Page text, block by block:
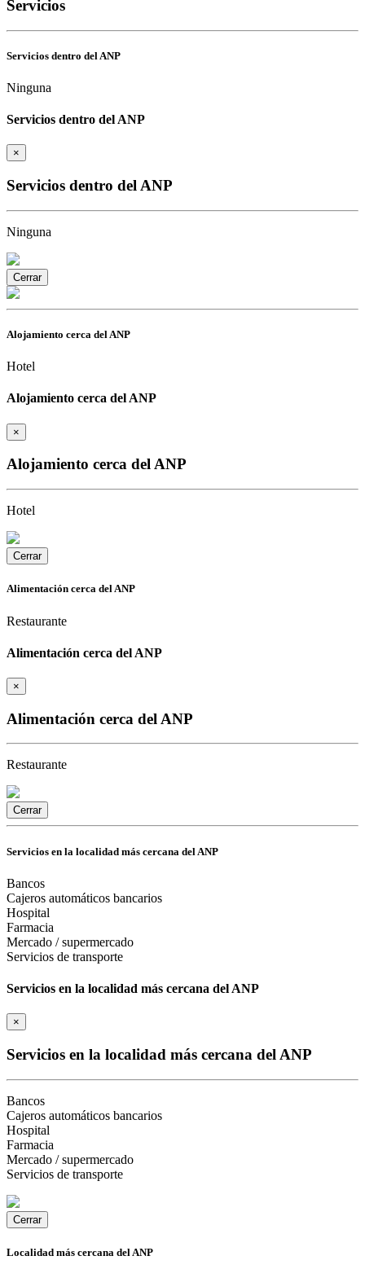
Servicios
Servicios dentro del ANP
Ninguna
Servicios dentro del ANP
×
Servicios dentro del ANP
Ninguna
Cerrar
Alojamiento cerca del ANP
Hotel
Alojamiento cerca del ANP
×
Alojamiento cerca del ANP
Hotel
Cerrar
Alimentación cerca del ANP
Restaurante
Alimentación cerca del ANP
×
Alimentación cerca del ANP
Restaurante
Cerrar
Servicios en la localidad más cercana del ANP
Bancos
Cajeros automáticos bancarios
Hospital
Farmacia
Mercado / supermercado
Servicios de transporte
Servicios en la localidad más cercana del ANP
×
Servicios en la localidad más cercana del ANP
Bancos
Cajeros automáticos bancarios
Hospital
Farmacia
Mercado / supermercado
Servicios de transporte
Cerrar
Localidad más cercana del ANP